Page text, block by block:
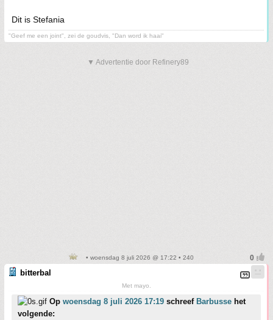
Dit is Stefania
"Geef me een joint", zei de goudvis, "Dan word ik haai"
▼ Advertentie door Refinery89
• woensdag 8 juli 2026 @ 17:22 • 240
bitterbal
Met mayo.
Op woensdag 8 juli 2026 17:19 schreef Barbusse het
volgende: